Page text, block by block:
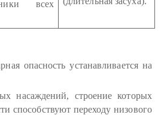
всех
опасность устанавливается на
насаждений, строение которых
способствуют переходу низового